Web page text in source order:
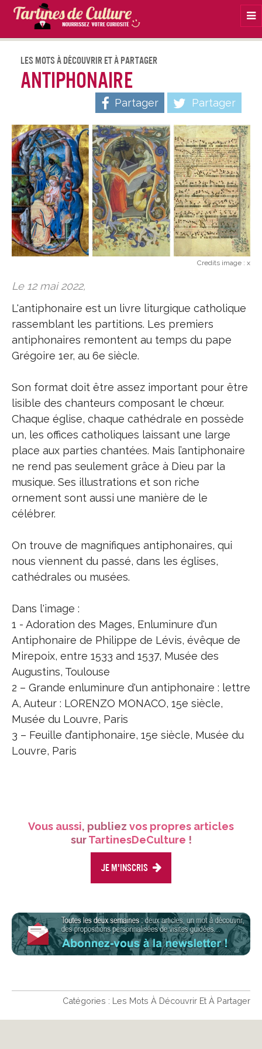
Les Mots À Découvrir Et À Partager
Antiphonaire
Partager Partager
Credits image : x
Le 12 mai 2022,
L'antiphonaire est un livre liturgique catholique
rassemblant les partitions. Les premiers
antiphonaires remontent au temps du pape
Grégoire 1er, au 6e siècle.
Son format doit être assez important pour être
lisible des chanteurs composant le chœur.
Chaque église, chaque cathédrale en possède
un, les offices catholiques laissant une large
place aux parties chantées. Mais l’antiphonaire
ne rend pas seulement grâce à Dieu par la
musique. Ses illustrations et son riche
ornement sont aussi une manière de le
célébrer.
On trouve de magnifiques antiphonaires, qui
nous viennent du passé, dans les églises,
cathédrales ou musées.
Dans l'image :
1 - Adoration des Mages, Enluminure d'un
Antiphonaire de Philippe de Lévis, évêque de
Mirepoix, entre 1533 and 1537, Musée des
Augustins, Toulouse
2 – Grande enluminure d'un antiphonaire : lettre
A, Auteur : LORENZO MONACO, 15e siècle,
Musée du Louvre, Paris
3 – Feuille d’antiphonaire, 15e siècle, Musée du
Louvre, Paris
Vous aussi, publiez vos propres articles
surTartinesDeCulture !
Je m'inscris
Catégories : Les Mots À Découvrir Et À Partager